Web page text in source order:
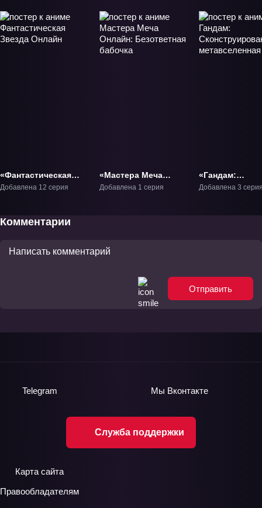
«Фантастическая
Звезда Онлайн»
Добавлена 12 серия
«Мастера Меча
Онлайн:
Добавлена 1 серия
«Гандам:
Добавлена 3
Комментарии
Отправить
Служба поддержки
Telegram Мы Вконтакте
Карта сайта
Правообладателям